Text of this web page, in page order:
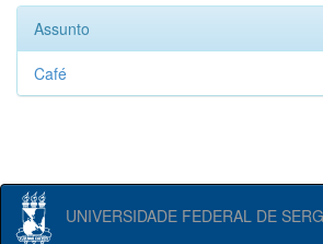
Assunto
Café
UNIVERSIDADE FEDERAL DE